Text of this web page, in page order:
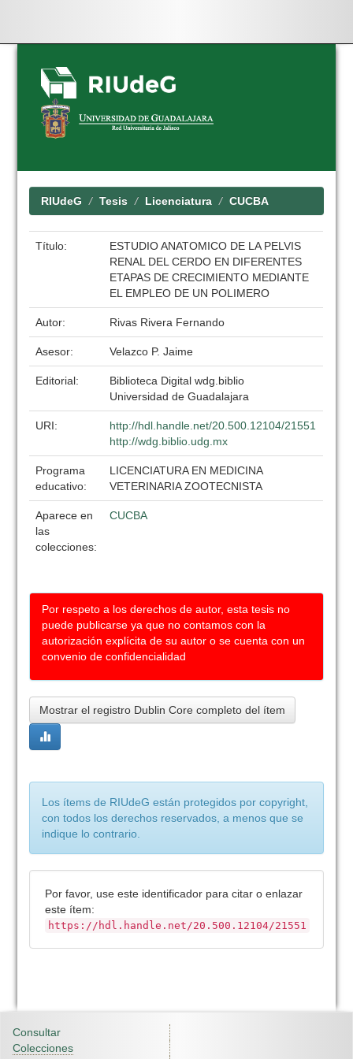
Skip
navigation
RIUdeG Tesis Licenciatura CUCBA
Título:
ESTUDIO ANATOMICO DE LA PELVIS
RENAL DEL CERDO EN DIFERENTES
ETAPAS DE CRECIMIENTO MEDIANTE
EL EMPLEO DE UN POLIMERO
Autor: Rivas Rivera Fernando
Asesor: Velazco P. Jaime
Editorial:
Biblioteca Digital wdg.biblio
Universidad de Guadalajara
URI:
http://hdl.handle.net/20.500.12104/21551
http://wdg.biblio.udg.mx
Programa
educativo:
LICENCIATURA EN MEDICINA
VETERINARIA ZOOTECNISTA
Aparece en
las
colecciones:
CUCBA
Por respeto a los derechos de autor, esta tesis no
puede publicarse ya que no contamos con la
autorización explícita de su autor o se cuenta con un
convenio de confidencialidad
Mostrar el registro Dublin Core completo del ítem
Los ítems de RIUdeG están protegidos por copyright,
con todos los derechos reservados, a menos que se
indique lo contrario.
Por favor, use este identificador para citar o enlazar
este ítem:
https://hdl.handle.net/20.500.12104/21551
Consultar
Colecciones